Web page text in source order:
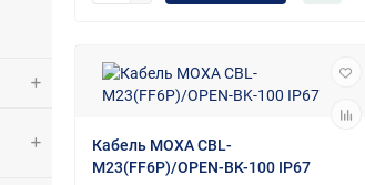
Кабель MOXA CBL-
M23(FF6P)/OPEN-BK-100 IP67